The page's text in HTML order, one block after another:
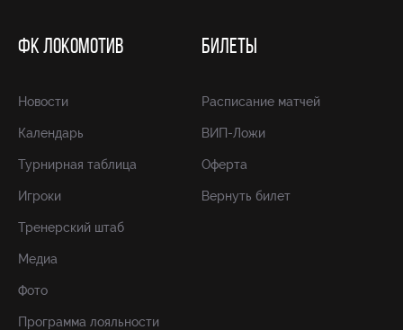
ФК ЛОКОМОТИВ
Новости
Календарь
Турнирная таблица
Игроки
Тренерский штаб
Медиа
Фото
Программа лояльности
БИЛЕТЫ
Расписание матчей
ВИП-Ложи
Оферта
Вернуть билет